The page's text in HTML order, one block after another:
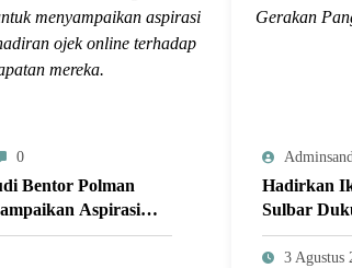
menyampaikan aspirasi
ojek online terhadap
mereka.
0
Bentor Polman
Aspirasi
Ojol
Gerakan
Hadirkan
Sulbar
Jangkau
3 Agustus